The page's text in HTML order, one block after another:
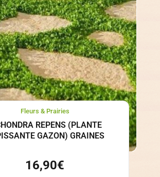
Fleurs & Prairies
REPENS (PLANTE
GAZON) GRAINES
16,90€